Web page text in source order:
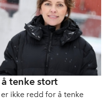
tenke stort
ikke redd for å tenke